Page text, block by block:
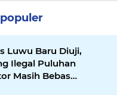
Luwu Baru Diuji,
Ilegal Puluhan
Masih Bebas